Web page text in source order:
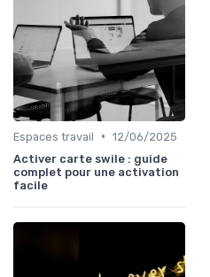
Espaces travail • 12/06/2025
Activer carte swile : guide
complet pour une activation
facile